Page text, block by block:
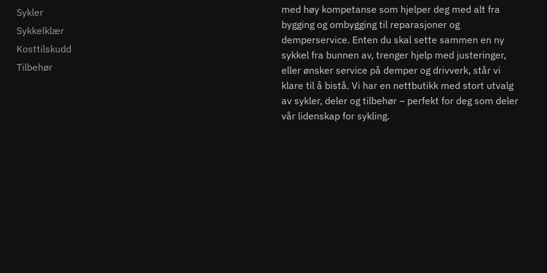
Sykler
Sykkelklær
Kosttilskudd
Tilbehør
med høy kompetanse som hjelper deg med alt fra
bygging og ombygging til reparasjoner og
demperservice. Enten du skal sette sammen en ny
sykkel fra bunnen av, trenger hjelp med justeringer,
eller ønsker service på demper og drivverk, står vi
klare til å bistå. Vi har en nettbutikk med stort utvalg
av sykler, deler og tilbehør – perfekt for deg som deler
vår lidenskap for sykling.